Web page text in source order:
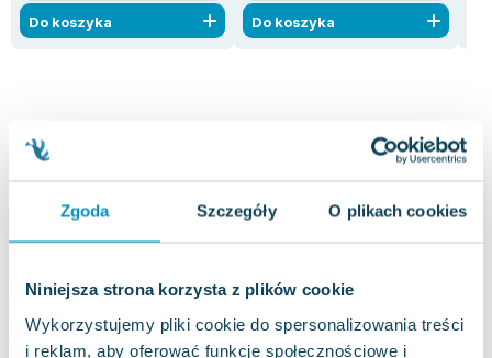
Zgoda Szczegóły O plikach cookies
Niniejsza strona korzysta z plików cookie
Wykorzystujemy pliki cookie do spersonalizowania treści
i reklam, aby oferować funkcje społecznościowe i
Do koszyka Do koszyka
użytkowników
5.0
1 ocena i 1
recenzja